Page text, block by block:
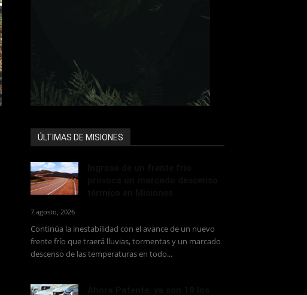
ÚLTIMAS DE MISIONES
7 agosto, 2026
Continúa la inestabilidad con el avance de un nuevo
frente frío que traerá lluvias, tormentas y un marcado
descenso de las temperaturas en todo...